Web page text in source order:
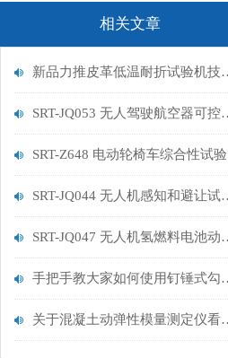
相关文章
新品力推皮革
SRT-JQ053 无人驾
SRT-JQ044 无人
SRT-JQ047 无人机氢燃
手把手教大家
关于混凝土动弹